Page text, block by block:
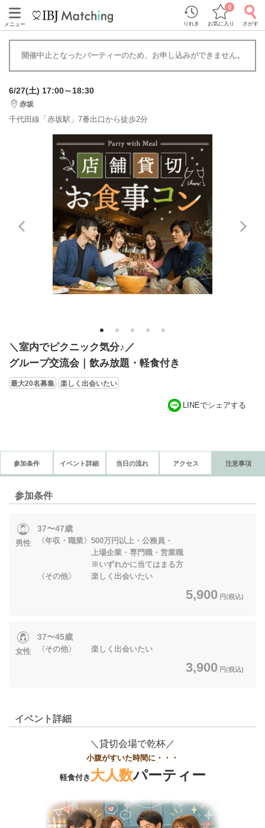
メニュー りれき お気に入り
0
さがす
開催中止となったパーティーのため、お申し込みができません。
6/27(土) 17:00～18:30
赤坂
千代田線「赤坂駅」7番出口から徒歩2分
1 2 3 4 5
＼室内でピクニック気分♪／
グループ交流会｜飲み放題・軽食付き
最大20名募集 楽しく出会いたい
LINEでシェアする
参加条件 イベント詳細 当日の流れ アクセス 注意事項
参加条件
男性
37〜47歳
〈年収・職業〉500万円以上・公務員・
上場企業・専門職・営業職
※いずれかに当てはまる方
〈その他〉 楽しく出会いたい
5,900 円(税込)
女性
37〜45歳
〈その他〉 楽しく出会いたい
3,900 円(税込)
イベント詳細
＼貸切会場で乾杯／
小腹がすいた時間に・・・
軽食付き 大人数パーティー